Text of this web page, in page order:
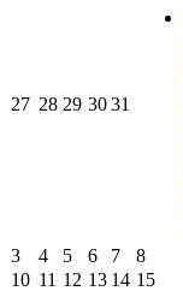
27 28 29 3031
3 4 5 6 7 8
10 11 12 13 14 15